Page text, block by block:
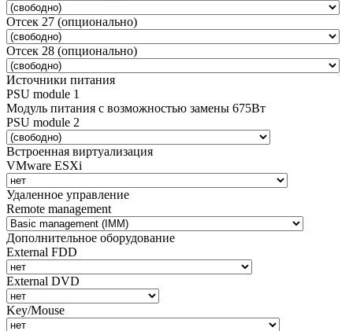
Отсек 27 (опционально)
Отсек 28 (опционально)
Источники питания
PSU module 1
Модуль питания с возможностью замены 675Вт
PSU module 2
Встроенная виртуализация
VMware ESXi
Удаленное управление
Remote management
Дополнительное оборудование
External FDD
External DVD
Key/Mouse